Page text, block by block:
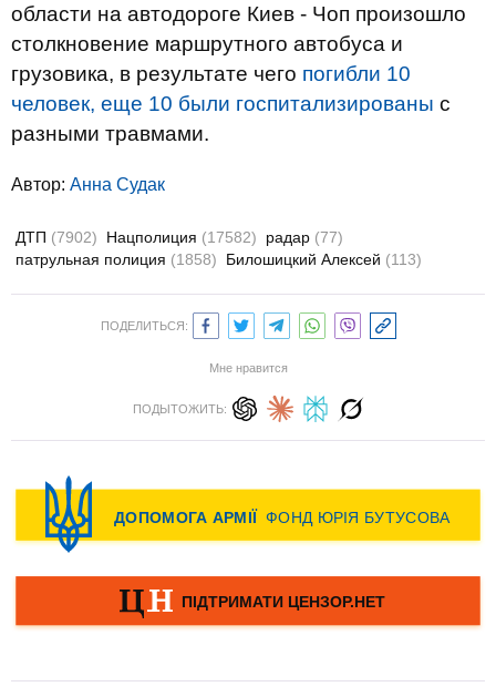
области на автодороге Киев - Чоп произошло
столкновение маршрутного автобуса и
грузовика, в результате чего погибли 10
человек, еще 10 были госпитализированы с
разными травмами.
Автор: Анна Судак
ДТП (7902) Нацполиция (17582) радар (77)
патрульная полиция (1858) Билошицкий Алексей (113)
ПОДЕЛИТЬСЯ:
Мне нравится
ПОДЫТОЖИТЬ: